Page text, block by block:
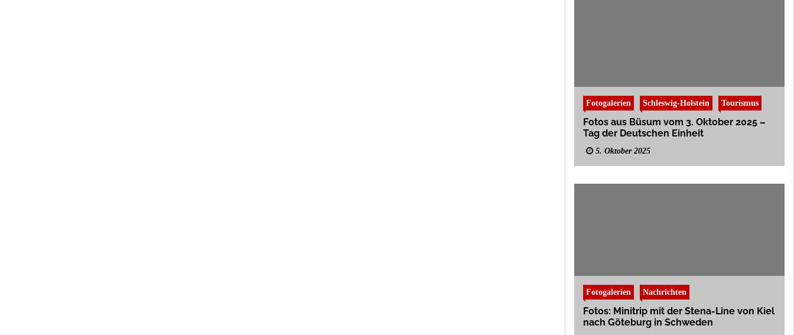
Fotogalerien Schleswig-Holstein Tourismus
Fotos aus Büsum vom 3. Oktober 2025 –
Tag der Deutschen Einheit
5. Oktober 2025
Fotogalerien Nachrichten
Fotos: Minitrip mit der Stena-Line von Kiel
nach Göteburg in Schweden